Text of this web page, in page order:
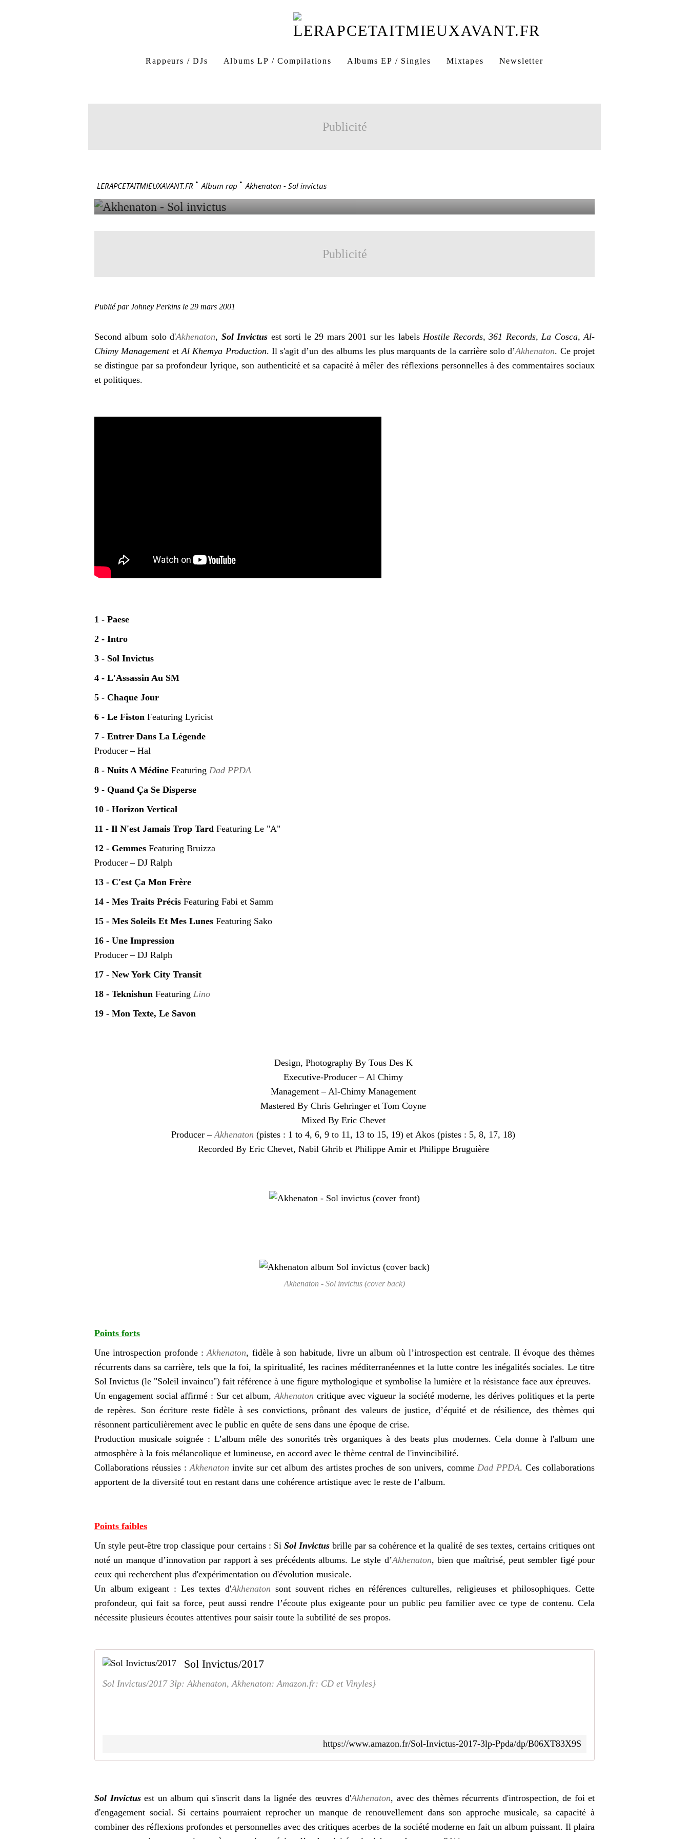
Rappeurs / DJs Albums LP / Compilations Albums EP / Singles Mixtapes Newsletter
Publicité
LERAPCETAITMIEUXAVANT.FR > Album rap > Akhenaton - Sol invictus
Publicité
Publié par Johney Perkins le 29 mars 2001
Second album solo d'Akhenaton, Sol Invictus est sorti le 29 mars 2001 sur les labelsHostile Records,361 Records,La Cosca,Al-
Chimy ManagementetAl Khemya Production. Il s'agit d’un des albums les plus marquants de la carrière solo d’Akhenaton. Ce projet
se distingue par sa profondeur lyrique, son authenticité et sa capacité à mêler des réflexions personnelles à des commentaires sociaux
et politiques.
1 - Paese
2 - Intro
3 - Sol Invictus
4 - L'Assassin Au SM
5 - Chaque Jour
6 - Le Fiston Featuring Lyricist
7 - Entrer Dans La Légende
Producer – Hal
8 - Nuits A Médine Featuring Dad PPDA
9 - Quand Ça Se Disperse
10 - Horizon Vertical
11 - Il N'est Jamais Trop Tard Featuring Le "A"
12 - Gemmes Featuring Bruizza
Producer – DJ Ralph
13 - C'est Ça Mon Frère
14 - Mes Traits Précis Featuring Fabi et Samm
15 - Mes Soleils Et Mes Lunes Featuring Sako
16 - Une Impression
Producer – DJ Ralph
17 - New York City Transit
18 - Teknishun Featuring Lino
19 - Mon Texte, Le Savon
Design, Photography By Tous Des K
Executive-Producer – Al Chimy
Management – Al-Chimy Management
Mastered By Chris Gehringer et Tom Coyne
Mixed By Eric Chevet
Producer –Akhenaton (pistes : 1 to 4, 6, 9 to 11, 13 to 15, 19) et Akos (pistes : 5, 8, 17, 18)
Recorded By Eric Chevet, Nabil Ghrib et Philippe Amir et Philippe Bruguière
Akhenaton - Sol invictus (cover back)
Points forts
Une introspection profonde :Akhenaton, fidèle à son habitude, livre un album où l’introspection est centrale. Il évoque des thèmes
récurrents dans sa carrière, tels que la foi, la spiritualité, les racines méditerranéennes et la lutte contre les inégalités sociales. Le titre
Sol Invictus (le "Soleil invaincu") fait référence à une figure mythologique et symbolise la lumière et la résistance face aux épreuves.
Un engagement social affirmé : Sur cet album,Akhenaton critique avec vigueur la société moderne, les dérives politiques et la perte
de repères. Son écriture reste fidèle à ses convictions, prônant des valeurs de justice, d’équité et de résilience, des thèmes qui
résonnent particulièrement avec le public en quête de sens dans une époque de crise.
Production musicale soignée : L’album mêle des sonorités très organiques à des beats plus modernes. Cela donne à l'album une
atmosphère à la fois mélancolique et lumineuse, en accord avec le thème central de l'invincibilité.
Collaborations réussies :Akhenaton invite sur cet album des artistes proches de son univers, commeDad PPDA. Ces collaborations
apportent de la diversité tout en restant dans une cohérence artistique avec le reste de l’album.
Points faibles
Un style peut-être trop classique pour certains : Si Sol Invictusbrille par sa cohérence et la qualité de ses textes, certains critiques ont
noté un manque d’innovation par rapport à ses précédents albums. Le style d’Akhenaton, bien que maîtrisé, peut sembler figé pour
ceux qui recherchent plus d'expérimentation ou d'évolution musicale.
Un album exigeant : Les textes d'Akhenaton sont souvent riches en références culturelles, religieuses et philosophiques. Cette
profondeur, qui fait sa force, peut aussi rendre l’écoute plus exigeante pour un public peu familier avec ce type de contenu. Cela
nécessite plusieurs écoutes attentives pour saisir toute la subtilité de ses propos.
Sol Invictus/2017
Sol Invictus/2017 3lp: Akhenaton, Akhenaton: Amazon.fr: CD et Vinyles}
https://www.amazon.fr/Sol-Invictus-2017-3lp-Ppda/dp/B06XT83X9S
Sol Invictusest un album qui s'inscrit dans la lignée des œuvres d'Akhenaton, avec des thèmes récurrents d'introspection, de foi et
d'engagement social. Si certains pourraient reprocher un manque de renouvellement dans son approche musicale, sa capacité à
combiner des réflexions profondes et personnelles avec des critiques acerbes de la société moderne en fait un album puissant. Il plaira